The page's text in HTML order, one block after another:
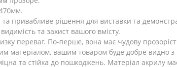
привабливе рішення для виставки та
та захист вашого вмісту.
переваг. По-перше, вона має чудову
матеріалом, вашим товаром буде добре видно з
та стійка до пошкоджень. Матеріал акрилу